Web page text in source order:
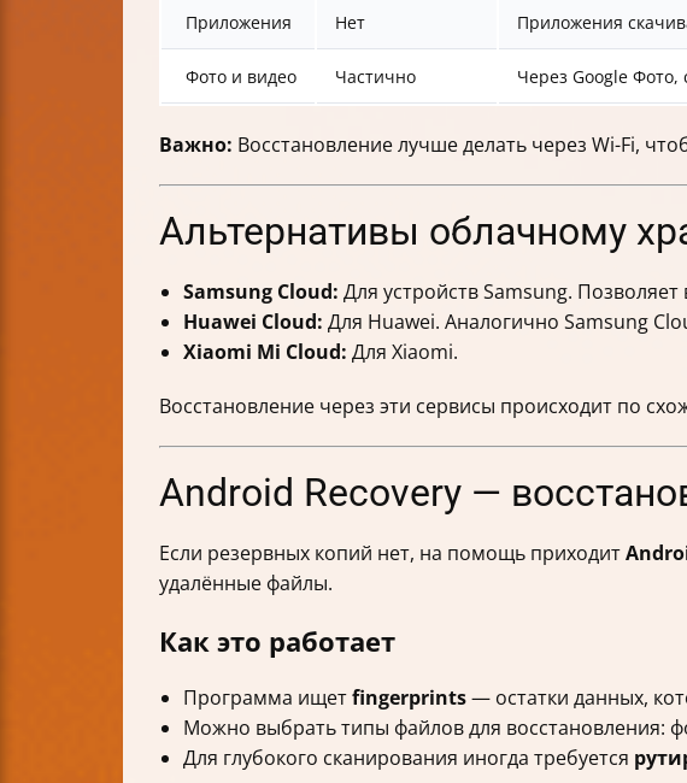
Приложения Нет Приложения
Фото и видео Частично Через Google Фото,
Важно: Восстановление лучше делать через Wi-Fi,
Альтернативы облачному
Samsung Cloud: Для устройств Samsung.
Huawei Cloud: Для Huawei. Аналогично Samsung
Xiaomi Mi Cloud: Для Xiaomi.
Восстановление через эти сервисы происходит по
Android Recovery —
Если резервных копий нет, на помощь приходит
удалённые файлы.
Как это работает
Программа ищетfingerprints— остатки данных,
Можно выбрать типы файлов для восстановления:
Для глубокого сканирования иногда требуется